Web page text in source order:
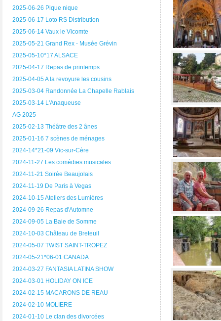
2025-06-26 Pique nique
2025-06-17 Loto RS Distribution
2025-06-14 Vaux le Vicomte
2025-05-21 Grand Rex - Musée Grévin
2025-05-10*17 ALSACE
2025-04-17 Repas de printemps
2025-04-05 A la revoyure les cousins
2025-03-04 Randonnée La Chapelle Rablais
2025-03-14 L'Anaqueuse
AG 2025
2025-02-13 Théâtre des 2 ânes
2025-01-16 7 scènes de ménages
2024-14*21-09 Vic-sur-Cère
2024-11-27 Les comédies musicales
2024-11-21 Soirée Beaujolais
2024-11-19 De Paris à Vegas
2024-10-15 Ateliers des Lumières
2024-09-26 Repas d'Automne
2024-09-05 La Baie de Somme
2024-10-03 Château de Breteuil
2024-05-07 TWIST SAINT-TROPEZ
2024-05-21*06-01 CANADA
2024-03-27 FANTASIA LATINA SHOW
2024-03-01 HOLIDAY ON ICE
2024-02-15 MACARONS DE REAU
2024-02-10 MOLIERE
2024-01-10 Le clan des divorcées